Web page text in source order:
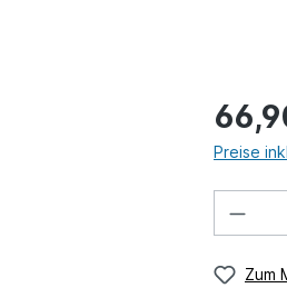
Preise
Zum